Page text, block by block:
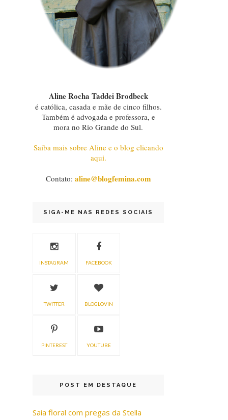
Aline Rocha Taddei Brodbeck
é católica, casada e mãe de cinco filhos.
Também é advogada e professora, e
mora no Rio Grande do Sul.
Saiba mais sobre Aline e o blog clicando
aqui.
Contato: aline@blogfemina.com
SIGA-ME NAS REDES SOCIAIS
INSTAGRAM FACEBOOK
TWITTER BLOGLOVIN
PINTEREST YOUTUBE
POST EM DESTAQUE
Saia floral com pregas da Stella